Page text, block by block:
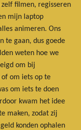
filmen, regisseren
mijn laptop
animeren. Ons
te gaan, dus goede
weten hoe we
om bij
om iets op te
om iets te doen
kwam het idee
maken, zodat zij
konden ophalen